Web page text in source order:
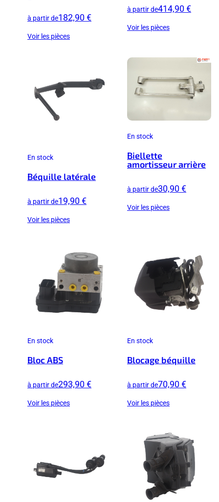
à partir de182,90 €
Voir les pièces
à partir de414,90 €
Voir les pièces
En stock
Béquille latérale
à partir de19,90 €
Voir les pièces
En stock
Biellette
amortisseur arrière
à partir de30,90 €
Voir les pièces
En stock
Bloc ABS
à partir de293,90 €
Voir les pièces
En stock
Blocage béquille
à partir de70,90 €
Voir les pièces